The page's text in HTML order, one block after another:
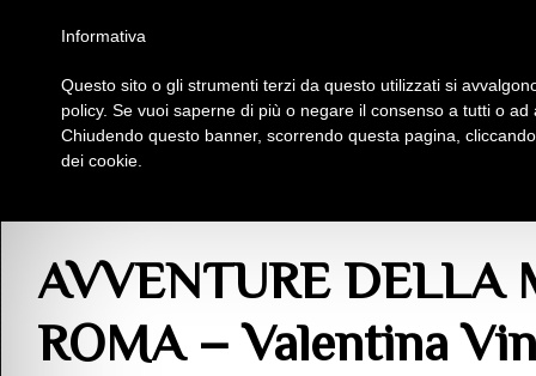
Insieme Per La Cultura
AVVENTURE DELLA
ROMA – Valentina
Informativa
Questo sito o gli strumenti terzi da questo utilizzati si
policy. Se vuoi saperne di più o negare il consenso a tutti o
Chiudendo questo banner, scorrendo questa pagina,
dei cookie.